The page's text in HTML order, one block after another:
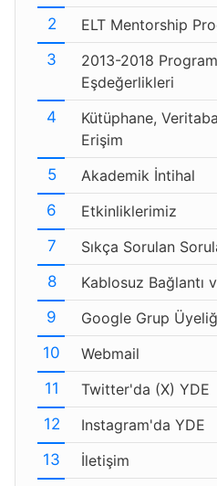
ELT Mentorship
2013-2018
Eşdeğerlikleri
Kütüphane,
Erişim
Akademik İntihal
Etkinliklerimiz
Sıkça Sorulan
Kablosuz Bağlantı
Google Grup
Webmail
Twitter'da (X) YDE
Instagram'da YDE
İletişim